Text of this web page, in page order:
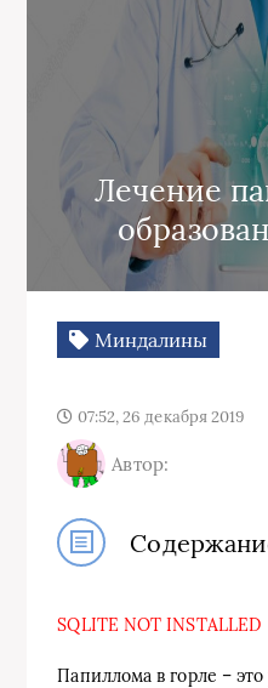
Лечение
Миндалины
07:52, 26 декабря 2019
Автор:
SQLITE NOT INSTALLED
Папиллома в горле –